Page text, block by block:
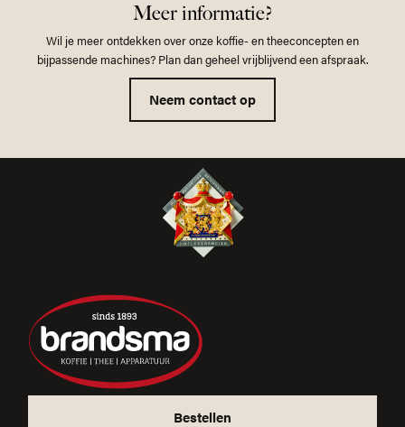
Meer informatie?
Wil je meer ontdekken over onze koffie- en theeconcepten en
bijpassende machines? Plan dan geheel vrijblijvend een afspraak.
Neem contact op
Bestellen